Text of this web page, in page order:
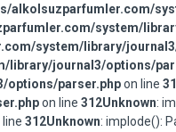
alkolsuzparfumler.com/
system/
system/library/
library/journal3/options/
options/parser.phpon line
on line 312Unknown:
line 312Unknown: implode():